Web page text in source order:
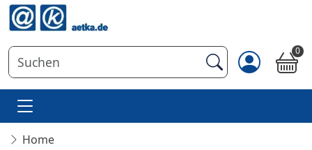
0
Home